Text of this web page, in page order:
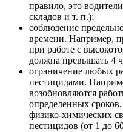
правило, это
складов и т. п.);
соблюдение
времени. Например,
при работе с
должна превышать 4
ограничение любых
пестицидами.
возобновляются
определенных
физико-химических
пестицидов (от 1 до